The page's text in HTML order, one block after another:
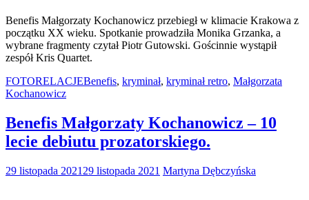
Benefis Małgorzaty Kochanowicz przebiegł w klimacie Krakowa z
początku XX wieku. Spotkanie prowadziła Monika Grzanka, a
wybrane fragmenty czytał Piotr Gutowski. Gościnnie wystąpił
zespół Kris Quartet.
FOTORELACJEBenefis, kryminał, kryminał retro, Małgorzata
Kochanowicz
Benefis Małgorzaty Kochanowicz – 10
lecie debiutu prozatorskiego.
29 listopada 2021 29 listopada 2021 Martyna Dębczyńska